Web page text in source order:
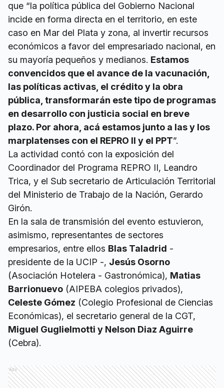
que “la política pública del Gobierno Nacional
incide en forma directa en el territorio, en este
caso en Mar del Plata y zona, al invertir recursos
económicos a favor del empresariado nacional, en
su mayoría pequeños y medianos. Estamos
convencidos que el avance de la vacunación,
las políticas activas, el crédito y la obra
pública, transformarán este tipo de programas
en desarrollo con justicia social en breve
plazo. Por ahora, acá estamos junto a las y los
marplatenses con el REPRO II y el PPT”.
La actividad contó con la exposición del
Coordinador del Programa REPRO II, Leandro
Trica, y el Sub secretario de Articulación Territorial
del Ministerio de Trabajo de la Nación, Gerardo
Girón.
En la sala de transmisión del evento estuvieron,
asimismo, representantes de sectores
empresarios, entre ellos Blas Taladrid -
presidente de la UCIP -, Jesús Osorno
(Asociación Hotelera - Gastronómica), Matias
Barrionuevo (AIPEBA colegios privados),
Celeste Gómez (Colegio Profesional de Ciencias
Económicas), el secretario general de la CGT,
Miguel Guglielmotti y Nelson Diaz Aguirre
(Cebra).
Ads